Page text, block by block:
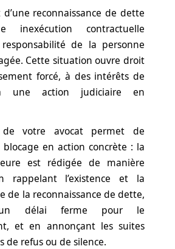
reconnaissance de dette
inexécution contractuelle
de la personne
Cette situation ouvre droit
forcé, à des intérêts de
une action judiciaire en
de votre avocat permet de
en action concrète : la
est rédigée de manière
rappelant l’existence et la
de la reconnaissance de dette,
délai ferme pour le
et en annonçant les suites
de refus ou de silence.